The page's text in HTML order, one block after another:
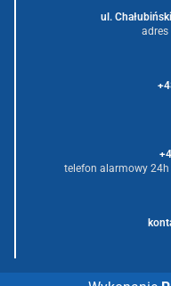
ul.
adres
telefon alarmowy 24h